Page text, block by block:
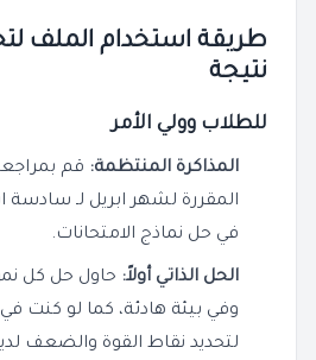
طريقة استخدام الملف
نتيجة
للطلاب وولي الأمر
المذاكرة المنتظمة: قم
المقررة لشهر ابريل لـ سادسة
في حل نماذج الامتحانات.
الحل الذاتي أولاً: حاول حل كل
وفي بيئة هادئة، كما لو كنت
لتحديد نقاط القوة والضعف